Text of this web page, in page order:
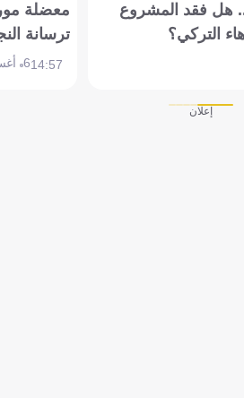
هل فقد المشروع
التركي؟
معضلة
ترسانة
14:576 أغسطس 2026
إعلان